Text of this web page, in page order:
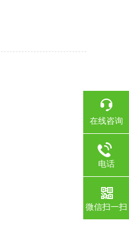
在线咨询
电话
微信扫一扫